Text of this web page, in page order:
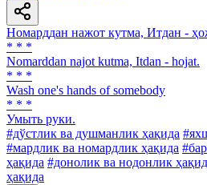
Номарддан нажот кутма, Итдан -
* * *
Nomarddan najot kutma, Itdan - hojat.
* * *
Wash one's hands of somebody
* * *
Умыть руки.
#дўстлик ва душманлик ҳақида
#мардлик ва номардлик ҳақида
ҳақида #донолик ва нодонлик
ҳақида